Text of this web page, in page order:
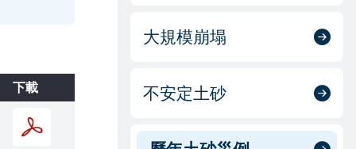
大規模崩塌
不安定土砂
下載